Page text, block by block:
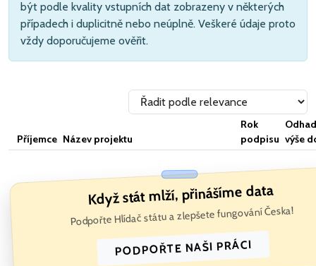
být podle kvality vstupních dat zobrazeny v některých
případech i duplicitně nebo neúplně. Veškeré údaje proto
vždy doporučujeme ověřit.
Příjemce Název projektu
Rok
podpisu výše
Když stát mlží, přinášíme data
Podpořte Hlídač státu a zlepšete fungování Česka!
PODPOŘTE NAŠI PRÁCI